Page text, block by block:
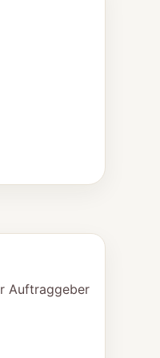
Auftraggeber